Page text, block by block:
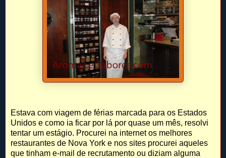
Estava com viagem de férias marcada para os Estados
Unidos e como ia ficar por lá por quase um mês, resolvi
tentar um estágio. Procurei na internet os melhores
restaurantes de Nova York e nos sites procurei aqueles
que tinham e-mail de recrutamento ou diziam alguma